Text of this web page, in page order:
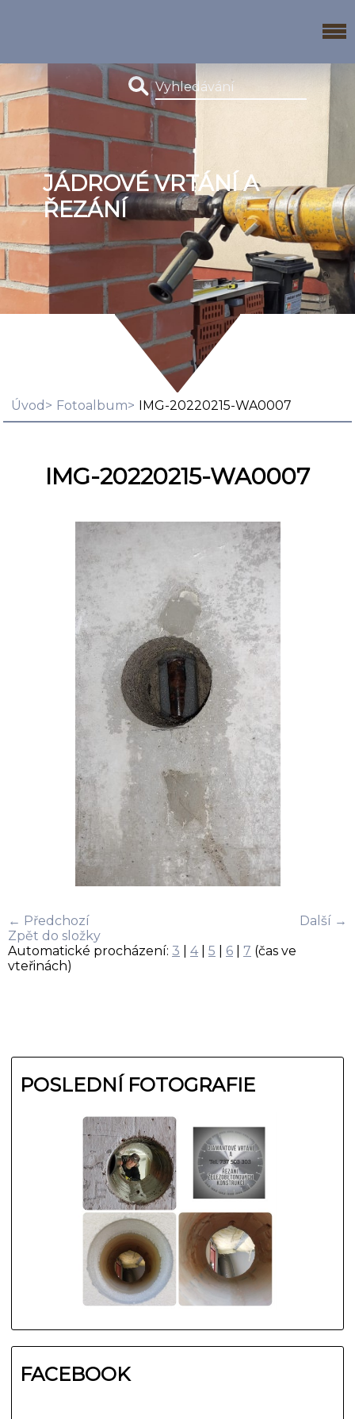
JÁDROVÉ VRTÁNÍ A
ŘEZÁNÍ
Úvod Fotoalbum IMG-20220215-WA0007
IMG-20220215-WA0007
← Předchozí
Další →
Zpět do složky
Automatické procházení: 3 4| 5 6 7 (čas ve
vteřinách)
POSLEDNÍ FOTOGRAFIE
FACEBOOK